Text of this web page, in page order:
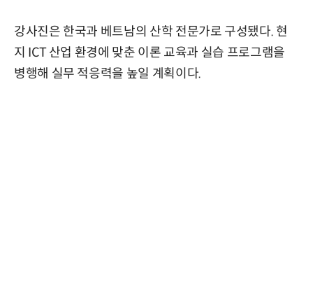
강사진은 한국과 베트남의 산학 전문가로 구성됐다. 현
지 ICT 산업 환경에 맞춘 이론 교육과 실습 프로그램을
병행해 실무 적응력을 높일 계획이다.